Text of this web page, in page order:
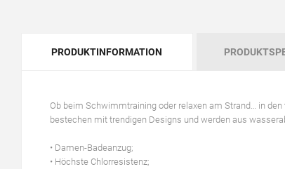
PRODUKTINFORMATION
Ob beim Schwimmtraining oder relaxen am Strand… in
bestechen mit trendigen Designs und werden aus
• Damen-Badeanzug;
• Höchste Chlorresistenz;